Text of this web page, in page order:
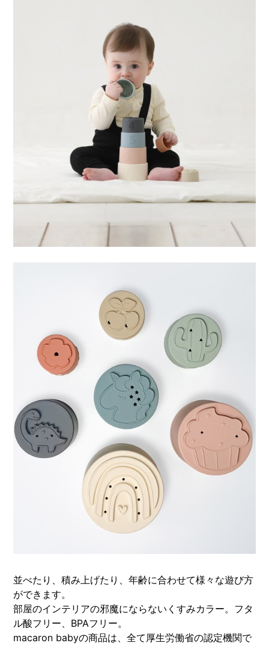
並べたり、積み上げたり、年齢に合わせて様々な遊び方
ができます。
部屋のインテリアの邪魔にならないくすみカラー。フタ
ル酸フリー、BPAフリー。
macaron babyの商品は、全て厚生労働省の認定機関で